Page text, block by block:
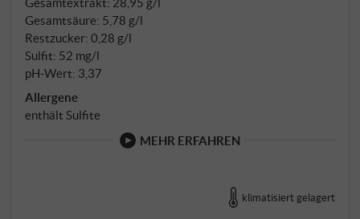
Gesamtsäure: 5,78 g/l
Restzucker: 0,28 g/l
Sulfit: 52 mg/l
pH-Wert: 3,37
Allergene
enthält Sulfite
MEHR ERFAHREN
klimatisiert gelagert